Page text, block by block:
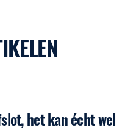
het kan écht wel